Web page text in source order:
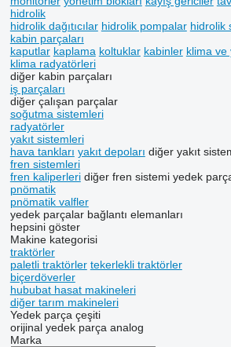
hidrolik
hidrolik dağıtıcılar hidrolik pompalar hidrolik
kabin parçaları
kaputlar kaplama koltuklar kabinler klima ve
klima radyatörleri
diğer kabin parçaları
iş parçaları
diğer çalışan parçalar
soğutma sistemleri
radyatörler
yakıt sistemleri
hava tankları yakıt depoları diğer yakıt
fren sistemleri
fren kaliperleri diğer fren sistemi yedek
pnömatik
pnömatik valfler
yedek parçalar bağlantı elemanları
hepsini göster
Makine kategorisi
traktörler
paletli traktörler tekerlekli traktörler
biçerdöverler
hububat hasat makineleri
diğer tarım makineleri
Yedek parça çeşiti
orijinal yedek parça analog
Marka